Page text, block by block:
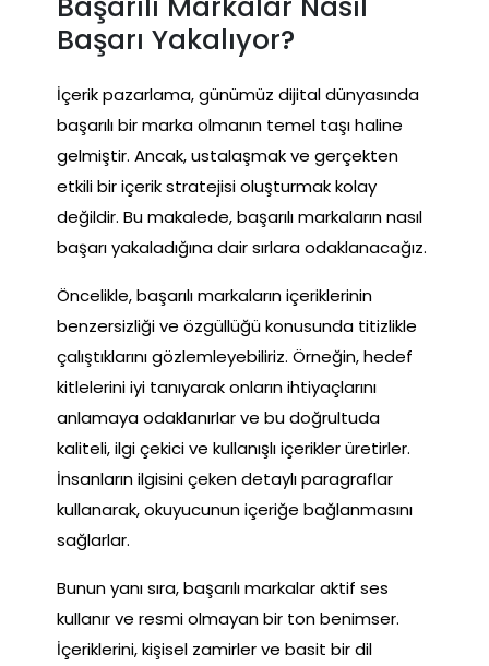
Başarı Yakalıyor?
İçerik pazarlama, günümüz dijital dünyasında
başarılı bir marka olmanın temel taşı haline
gelmiştir. Ancak, ustalaşmak ve gerçekten
etkili bir içerik stratejisi oluşturmak kolay
değildir. Bu makalede, başarılı markaların nasıl
başarı yakaladığına dair sırlara odaklanacağız.
Öncelikle, başarılı markaların içeriklerinin
benzersizliği ve özgüllüğü konusunda titizlikle
çalıştıklarını gözlemleyebiliriz. Örneğin, hedef
kitlelerini iyi tanıyarak onların ihtiyaçlarını
anlamaya odaklanırlar ve bu doğrultuda
kaliteli, ilgi çekici ve kullanışlı içerikler üretirler.
İnsanların ilgisini çeken detaylı paragraflar
kullanarak, okuyucunun içeriğe bağlanmasını
sağlarlar.
Bunun yanı sıra, başarılı markalar aktif ses
kullanır ve resmi olmayan bir ton benimser.
İçeriklerini, kişisel zamirler ve basit bir dil